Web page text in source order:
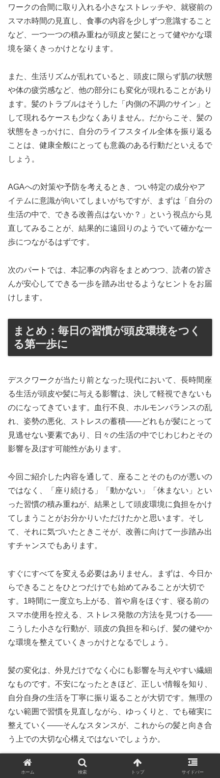
ワークの合間に取り入れる小さなストレッチや、就寝前の
スマホ時間の見直し、食事の内容を少しずつ意識すること
など、一つ一つの積み重ねが頭皮と髪にとって健やかな環
境を築くきっかけとなります。
また、生活リズムが乱れていると、頭皮に限らず肌の状態
や体の疲労感など、他の部分にも変化が現れることがあり
ます。髪のトラブルはそうした「内側の不調のサイン」と
して現れるケースも少なくありません。だからこそ、髪の
状態をきっかけに、自分のライフスタイル全体を振り返る
ことは、健康全般にとっても意義のある行動だといえるで
しょう。
AGAへの対策や予防を考えるとき、つい特定の成分やア
イテムに意識が向いてしまいがちですが、まずは「自分の
生活の中で、できる改善点はないか？」という視点から見
直してみることが、結果的に遠回りのようでいて確かな一
歩につながるはずです。
次のパートでは、本記事の内容をまとめつつ、読者の皆さ
んが安心してできる一歩を踏み出せるようなヒントをお届
けします。
まとめ：毎日の習慣が頭皮環境をつく
る第一歩に
デスクワークが当たり前となった現代において、長時間座
る生活が頭皮や髪に与える影響は、決して軽視できないも
のになってきています。血行不良、ホルモンバランスの乱
れ、姿勢の悪化、ストレスの蓄積——どれもが髪にとって
見逃せない要素であり、日々の生活の中でじわじわとその
影響を及ぼす可能性があります。
今回ご紹介した内容を通して、座ることそのものが悪いの
ではなく、「座り続ける」「動かない」「休まない」とい
った習慣の積み重ねが、結果として頭皮環境に負担をかけ
てしまうことがお分かりいただけたかと思います。そし
て、それに気づいたときこそが、改善に向けて一歩踏み出
すチャンスでもあります。
すぐにすべてを変える必要はありません。まずは、今日か
らできることをひとつだけでも始めてみることが大切で
す。1時間に一度立ち上がる、首や肩をほぐす、寝る前の
スマホ使用を控える、ストレス発散の方法を見つける——
こうした小さな行動が、頭皮の負担を和らげ、髪の健やか
な環境を整えていくきっかけとなるでしょう。
髪の変化は、外見だけでなく心にも影響を与えやすい繊細
なものです。不安になったときほど、正しい情報を知り、
自分自身の生活を丁寧に振り返ることが大切です。無理の
ない範囲で習慣を見直しながら、ゆっくりと、でも確実に
整えていく——そんなスタンスが、これからの髪と向き合
う上での大切な心構えではないでしょうか。
本記事が、日々の生活の中にある「気づき」のきっかけと
ホーム 検索 トップ サイドバー